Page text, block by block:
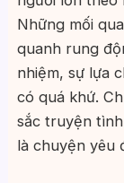
Những mối
quanh rung
nhiệm, sự lựa
có quá khứ.
sắc truyện
là chuyện yêu